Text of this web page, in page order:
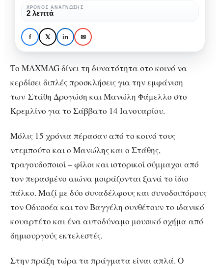
ΔΙΑΓΩΝΙΣΜΟΊ
Κερδίστε διπλές
προσκλήσεις για τους
Στάθη Δρογώση και
Μανώλη Φάμελλο
τους
Στάθη
Δρογώση
και
Φάμελλο
ΧΡΌΝΟΣ ΑΝΆΓΝΩΣΗΣ
2 λεπτά
f 𝕏 in ✉
Τo MAXMAG δίνει τη δυνατότητα στο κοινό να
κερδίσει διπλές προσκλήσεις για την εμφάνιση
των Στάθη Δρογώση και Μανώλη Φάμελλο στο
Κρεμλίνο για το Σάββατο 14 Ιανουαρίου.
Μόλις 15 χρόνια πέρασαν από το κοινό τους
ντεμπούτο και ο Μανώλης και ο Στάθης,
τραγουδοποιοί – φίλοι και ιστορικοί σύμμαχοι από
τον περασμένο αιώνα μοιράζονται ξανά το ίδιο
πάλκο. Μαζί με δύο συναδέλφους και συνοδοιπόρους
τον Οδυσσέα και τον Βαγγέλη συνθέτουν το ιδανικό
κουαρτέτο και ένα αυτοδύναμο μουσικό σχήμα από
δημιουργούς εκτελεστές.
Στην πράξη τώρα τα πράγματα είναι απλά. Ο